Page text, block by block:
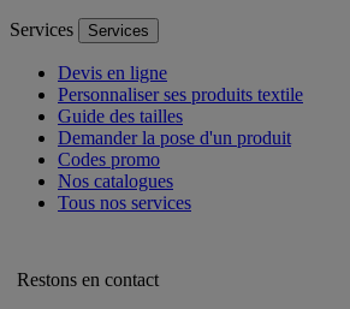
Services Services
Devis en ligne
Personnaliser ses produits textile
Guide des tailles
Demander la pose d'un produit
Codes promo
Nos catalogues
Tous nos services
Restons en contact